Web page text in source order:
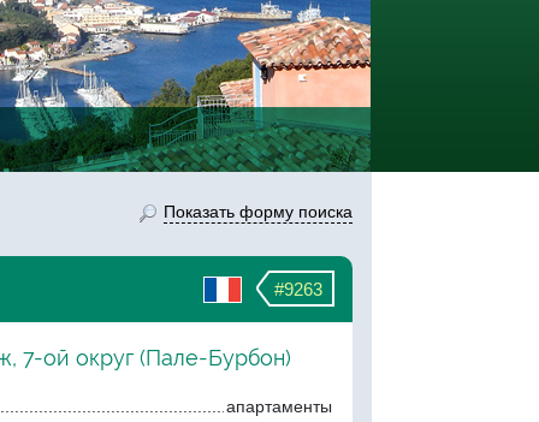
Показать форму поиска
#9263
7-ой округ (Пале-Бурбон)
апартаменты